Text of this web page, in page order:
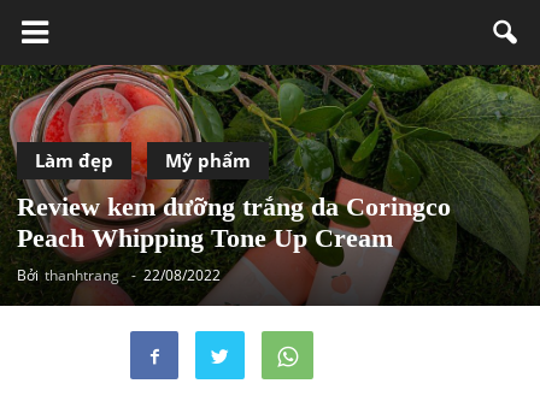
Làm đẹp Mỹ phẩm
Review kem dưỡng trắng da Coringco
Peach Whipping Tone Up Cream
Bởi thanhtrang - 22/08/2022